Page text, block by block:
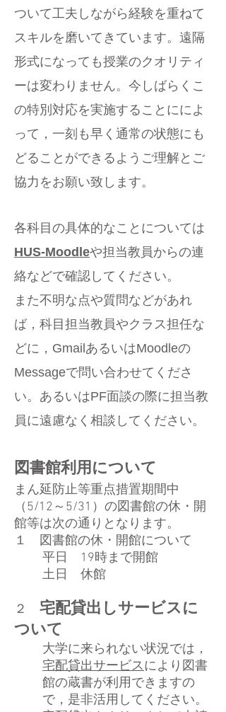
ついて工夫しながら経験を重ねて
スキルを磨いてきています。遠隔
形式になっても授業のクオリティ
ーは変わりません。今しばらくこ
の特別対応を実施することにによ
って，一刻も早く通常の状態にも
どることができるようご理解とご
協力をお願い致します。
各科目の具体的なことについては
HUS-Moodleや担当教員からの連
絡などで確認してください。
また不明な点や質問などがあれ
ば，科目担当教員やクラス担任な
どに，GmailあるいはMoodleの
Messageで問い合わせてくださ
い。あるいはPF面談の際に担当教
員に遠慮なく相談してください。
図書館利用について
まん延防止等重点措置期間中
（5/12～5/31）の図書館の休・開
館等は次の通りとなります。
１ 図書館の休・開館について
平日 19時まで開館
土日 休館
２ 宅配貸出しサービスに
ついて
大学に来られない状況では，
宅配貸出サービスにより図書
館の蔵書が利用できますの
で，是非活用してください。